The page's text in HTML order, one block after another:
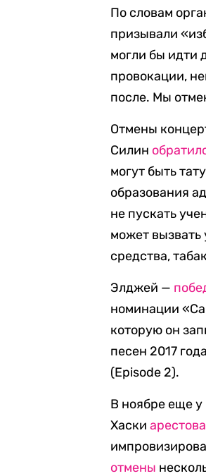
По словам
призывали
могли бы идти
провокации,
после. Мы
Отмены
Силин
могут быть
образования
не пускать
может вызвать
средства,
Элджей —
номинации
которую он
песен 2017
(Episode 2).
В ноябре еще
Хаски
отмены